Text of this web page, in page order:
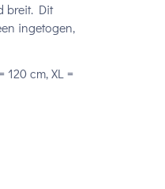
breit. Dit
ingetogen,
120 cm, XL =